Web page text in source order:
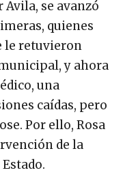
se avanzó
quienes
le retuvieron
y ahora
una
caídas, pero
Por ello, Rosa
de la